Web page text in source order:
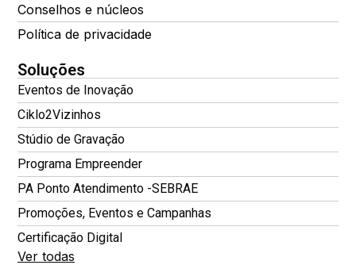
Conselhos e núcleos
Política de privacidade
Soluções
Eventos de Inovação
Ciklo2Vizinhos
Stúdio de Gravação
Programa Empreender
PA Ponto Atendimento -SEBRAE
Promoções, Eventos e Campanhas
Certificação Digital
Ver todas